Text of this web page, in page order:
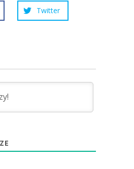
Twitter